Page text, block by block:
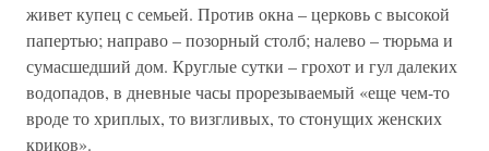
живет купец с семьей. Против окна – церковь с высокой
папертью; направо – позорный столб; налево – тюрьма и
сумасшедший дом. Круглые сутки – грохот и гул далеких
водопадов, в дневные часы прорезываемый «еще чем-то
вроде то хриплых, то визгливых, то стонущих женских
криков».